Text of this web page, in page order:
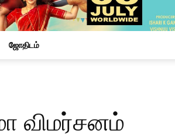
ஜோதிடம்
விமர்சனம்